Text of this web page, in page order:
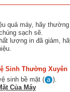
quả máy, hãy
sạch sẽ.
lượng in đã giảm,
Sinh Thường Xuyên
sinh bề mặt (
).
Của Máy